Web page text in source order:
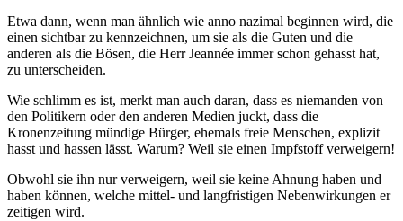
Etwa dann, wenn man ähnlich wie anno nazimal beginnen wird, die
einen sichtbar zu kennzeichnen, um sie als die Guten und die
anderen als die Bösen, die Herr Jeannée immer schon gehasst hat,
zu unterscheiden.
Wie schlimm es ist, merkt man auch daran, dass es niemanden von
den Politikern oder den anderen Medien juckt, dass die
Kronenzeitung mündige Bürger, ehemals freie Menschen, explizit
hasst und hassen lässt. Warum? Weil sie einen Impfstoff verweigern!
Obwohl sie ihn nur verweigern, weil sie keine Ahnung haben und
haben können, welche mittel- und langfristigen Nebenwirkungen er
zeitigen wird.